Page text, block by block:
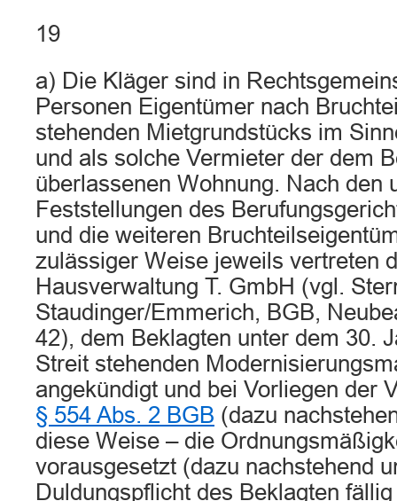
19
a) Die Kläger sind in
Personen Eigentümer nach
stehenden Mietgrundstücks im
und als solche Vermieter der dem
überlassenen Wohnung. Nach den
Feststellungen des
und die weiteren
zulässiger Weise jeweils vertreten
Hausverwaltung T. GmbH (vgl.
Staudinger/Emmerich, BGB,
42), dem Beklagten unter dem 30.
Streit stehenden
angekündigt und bei Vorliegen der
§ 554 Abs. 2 BGB (dazu
diese Weise – die
vorausgesetzt (dazu nachstehend
Duldungspflicht des Beklagten